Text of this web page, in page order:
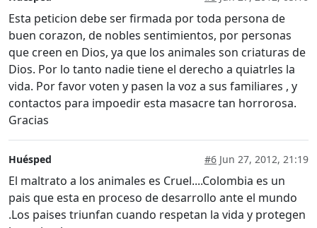
Esta peticion debe ser firmada por toda persona de
buen corazon, de nobles sentimientos, por personas
que creen en Dios, ya que los animales son criaturas de
Dios. Por lo tanto nadie tiene el derecho a quiatrles la
vida. Por favor voten y pasen la voz a sus familiares , y
contactos para impoedir esta masacre tan horrorosa.
Gracias
Huésped #6 Jun 27, 2012, 21:19
El maltrato a los animales es Cruel....Colombia es un
pais que esta en proceso de desarrollo ante el mundo
.Los paises triunfan cuando respetan la vida y protegen